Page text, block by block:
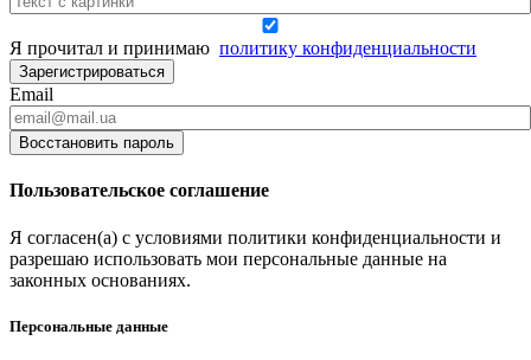
Я прочитал и принимаю политику конфиденциальности
Зарегистрироваться
Email
Восстановить пароль
Пользовательское соглашение
Я согласен(а) с условиями политики конфиденциальности и
разрешаю использовать мои персональные данные на
законных основаниях.
Персональные данные